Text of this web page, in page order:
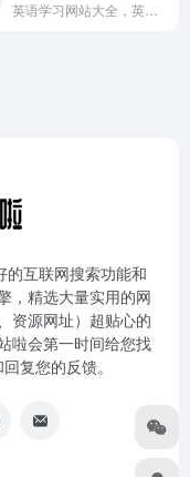
的互联网搜索功能和
，精选大量实用的网
资源网址）超贴心的
啦会第一时间给您找
复您的反馈。